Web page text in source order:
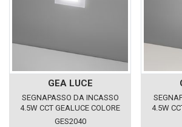
GEA LUCE
SEGNAPASSO DA INCASSO
4.5W CCT GEALUCE COLORE
BIANCO IP66
GES2040
4.5W